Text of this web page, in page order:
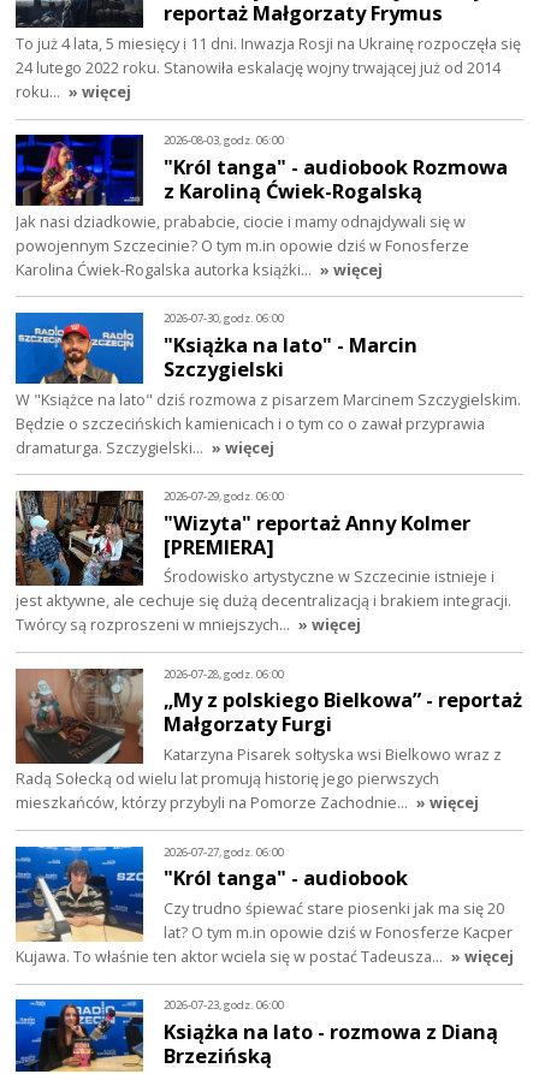
reportaż Małgorzaty Frymus
To już 4 lata, 5 miesięcy i 11 dni. Inwazja Rosji na Ukrainę rozpoczęła się
24 lutego 2022 roku. Stanowiła eskalację wojny trwającej już od 2014
roku… » więcej
2026-08-03, godz. 06:00
"Król tanga" - audiobook Rozmowa
z Karoliną Ćwiek-Rogalską
Jak nasi dziadkowie, prababcie, ciocie i mamy odnajdywali się w
powojennym Szczecinie? O tym m.in opowie dziś w Fonosferze
Karolina Ćwiek-Rogalska autorka książki… » więcej
2026-07-30, godz. 06:00
"Książka na lato" - Marcin
Szczygielski
W "Książce na lato" dziś rozmowa z pisarzem Marcinem Szczygielskim.
Będzie o szczecińskich kamienicach i o tym co o zawał przyprawia
dramaturga. Szczygielski… » więcej
2026-07-29, godz. 06:00
"Wizyta" reportaż Anny Kolmer
[PREMIERA]
Środowisko artystyczne w Szczecinie istnieje i
jest aktywne, ale cechuje się dużą decentralizacją i brakiem integracji.
Twórcy są rozproszeni w mniejszych… » więcej
2026-07-28, godz. 06:00
„My z polskiego Bielkowa” - reportaż
Małgorzaty Furgi
Katarzyna Pisarek sołtyska wsi Bielkowo wraz z
Radą Sołecką od wielu lat promują historię jego pierwszych
mieszkańców, którzy przybyli na Pomorze Zachodnie… » więcej
2026-07-27, godz. 06:00
"Król tanga" - audiobook
Czy trudno śpiewać stare piosenki jak ma się 20
lat? O tym m.in opowie dziś w Fonosferze Kacper
Kujawa. To właśnie ten aktor wciela się w postać Tadeusza… » więcej
2026-07-23, godz. 06:00
Książka na lato - rozmowa z Dianą
Brzezińską